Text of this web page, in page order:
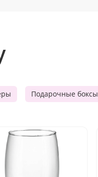
Подарочные боксы